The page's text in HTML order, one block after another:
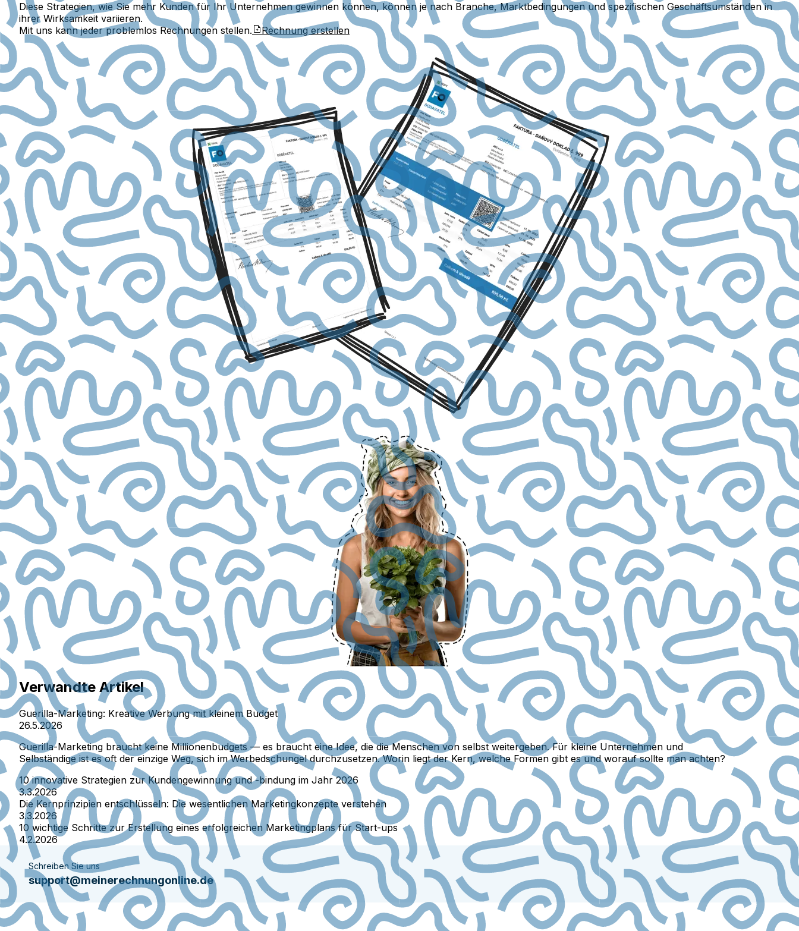
Diese Strategien, wie Sie mehr Kunden für Ihr Unternehmen gewinnen können, können je nach Branche, Marktbedingungen und spezifischen Geschäftsumständen in
ihrer Wirksamkeit variieren.
Mit uns kann jeder problemlos Rechnungen stellen.
Rechnung erstellen
Verwandte Artikel
Guerilla-Marketing: Kreative Werbung mit kleinem Budget
26.5.2026
Guerilla-Marketing braucht keine Millionenbudgets — es braucht eine Idee, die die Menschen von selbst weitergeben. Für kleine Unternehmen und
Selbständige ist es oft der einzige Weg, sich im Werbedschungel durchzusetzen. Worin liegt der Kern, welche Formen gibt es und worauf sollte man achten?
10 innovative Strategien zur Kundengewinnung und -bindung im Jahr 2026
3.3.2026
Die Kernprinzipien entschlüsseln: Die wesentlichen Marketingkonzepte verstehen
3.3.2026
10 wichtige Schritte zur Erstellung eines erfolgreichen Marketingplans für Start-ups
4.2.2026
Schreiben Sie uns
support@meinerechnungonline.de